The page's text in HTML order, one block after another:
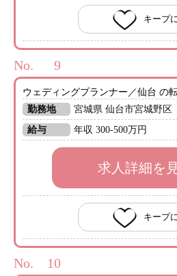
キープ
No.
ウェディングプランナー／仙台 の
勤務地
宮城県 仙台市宮城野区
給与
年収 300-500万円
求人詳細を
キープ
No.